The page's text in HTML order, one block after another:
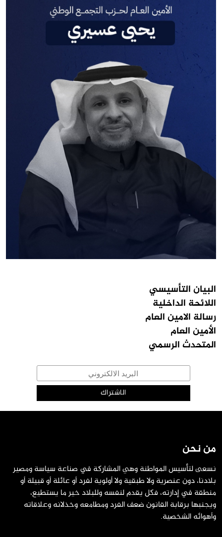
البيان التأسيسي
اللائحة الداخلية
رسالة الامين العام
الأمين العام
المتحدث الرسمي
من نحن
نسعى لتأسيس المواطنة وهي المشاركة في صناعة سياسة ومصير
بلادنا، دون عنصرية ولا طبقية ولا أولوية لفرد أو عائلة أو قبيلة أو
منطقة في إدارته، فكل يقدم لنفسه وللبلاد خير ما يستطيع،
ويجنبها برقابة القانون ضعف الفرد ومطامعه وخذلانه وعلاقاته
وأهوائه الشخصية.